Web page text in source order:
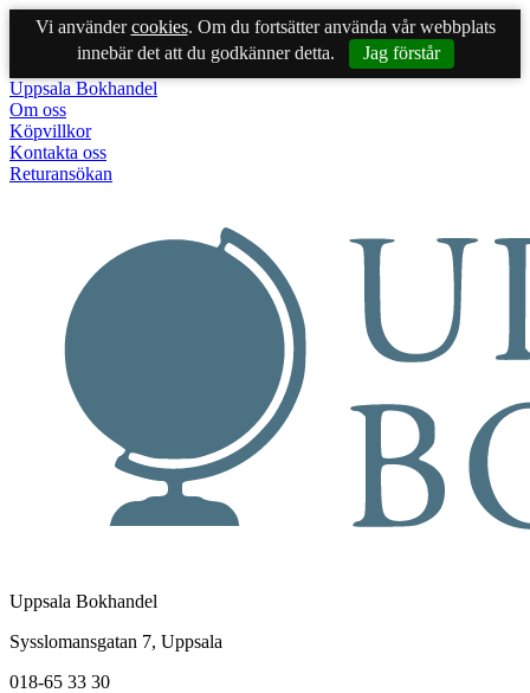
Vi användercookies. Om du fortsätter använda vår webbplats
innebär det att du godkänner detta.
Jag förstår
Uppsala Bokhandel
Om oss
Köpvillkor
Kontakta oss
Returansökan
Uppsala Bokhandel
Sysslomansgatan 7, Uppsala
018-65 33 30